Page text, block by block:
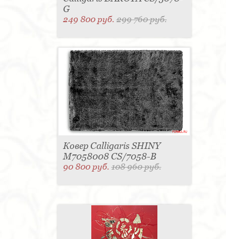
G
249 800 руб.299 760 руб.
Ковер Calligaris SHINY
M7058008 CS/7058-B
90 800 руб.108 960 руб.